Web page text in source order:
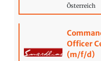
Österreich
Officer
(m/f/d)